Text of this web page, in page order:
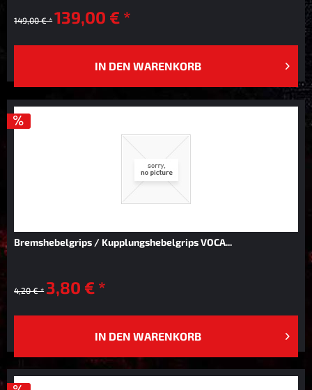
149,00 € * 139,00 € *
IN DEN WARENKORB
Bremshebelgrips / Kupplungshebelgrips VOCA...
4,20 € * 3,80 € *
IN DEN WARENKORB